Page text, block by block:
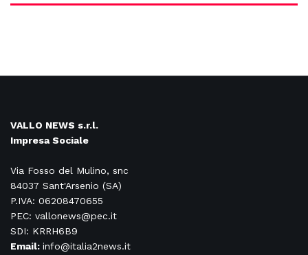
VALLO NEWS s.r.l.
Impresa Sociale
Via Fosso del Mulino, snc
84037 Sant'Arsenio (SA)
P.IVA: 06208470655
PEC: vallonews@pec.it
SDI: KRRH6B9
Email: info@italia2news.it